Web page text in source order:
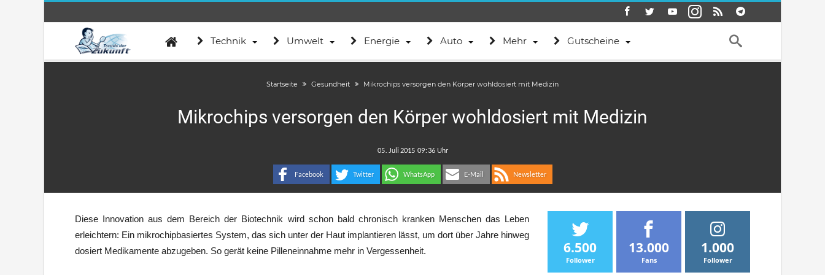
Technik Umwelt Energie Auto Mehr Gutscheine
Startseite Gesundheit Mikrochips versorgen den Körper wohldosiert mit Medizin
Mikrochips versorgen den Körper wohldosiert mit Medizin
:
Facebook Twitter WhatsApp E-Mail Newsletter
Diese Innovation aus dem Bereich der Biotechnik wird schon bald chronisch kranken Menschen das Leben
erleichtern: Ein mikrochipbasiertes System, das sich unter der Haut implantieren lässt, um dort über Jahre hinweg
dosiert Medikamente abzugeben. So gerät keine Pilleneinnahme mehr in Vergessenheit.
6.500
Follower
13.000
Fans
1.000
Follower